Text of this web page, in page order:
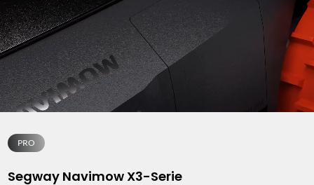
PRO
Segway Navimow X3-Serie